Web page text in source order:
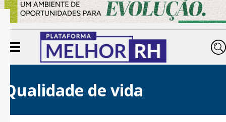
Qualidade de vida